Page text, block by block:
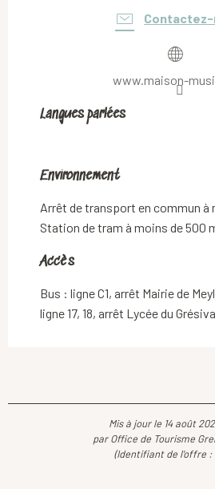
Contactez-
www.maison-
Langues parlées
Langues parlées
Environnement
Environnement
Arrêt de transport en commun à
Station de tram à moins de 500
Accès
Accès
Bus : ligne C1, arrêt Mairie de
ligne 17, 18, arrêt Lycée du
Mis à jour le 14 août
par Office de Tourisme
(Identifiant de l'offre :